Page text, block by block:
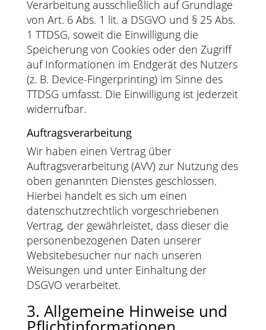
Verarbeitung ausschließlich auf Grundlage
von Art. 6 Abs. 1 lit. a DSGVO und § 25 Abs.
1 TTDSG, soweit die Einwilligung die
Speicherung von Cookies oder den Zugriff
auf Informationen im Endgerät des Nutzers
(z. B. Device-Fingerprinting) im Sinne des
TTDSG umfasst. Die Einwilligung ist jederzeit
widerrufbar.
Auftragsverarbeitung
Wir haben einen Vertrag über
Auftragsverarbeitung (AVV) zur Nutzung des
oben genannten Dienstes geschlossen.
Hierbei handelt es sich um einen
datenschutzrechtlich vorgeschriebenen
Vertrag, der gewährleistet, dass dieser die
personenbezogenen Daten unserer
Websitebesucher nur nach unseren
Weisungen und unter Einhaltung der
DSGVO verarbeitet.
3. Allgemeine Hinweise und